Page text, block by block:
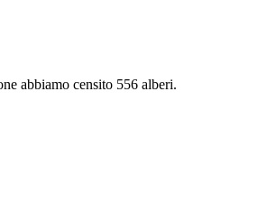
abbiamo censito 556 alberi.